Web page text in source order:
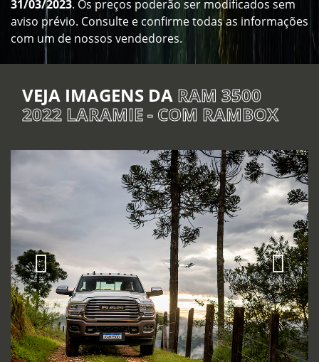
31/03/2023. Os preços poderão ser modificados sem
aviso prévio. Consulte e confirme todas as informações
com um de nossos vendedores.
VEJA IMAGENS DA RAM 3500
2022 LARAMIE - COM RAMBOX